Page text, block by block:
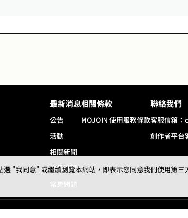
最新消息
公告
活動
相關新聞
作品推薦
常見問題
相關條款
MOJOIN 使用服務條款
聯絡我們
客服信箱：
創作者平台
"我同意" 或繼續瀏覽本網站，即表示您同意我們使用第三